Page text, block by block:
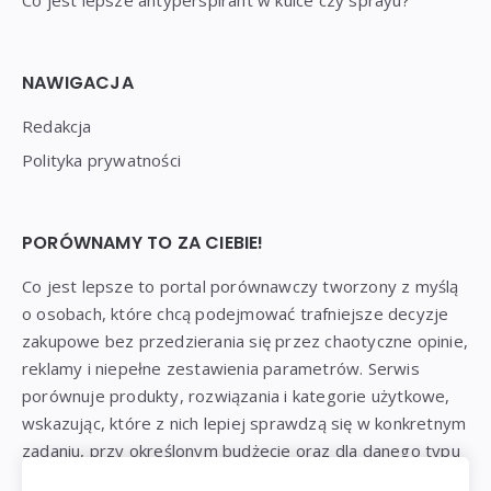
NAWIGACJA
Redakcja
Polityka prywatności
PORÓWNAMY TO ZA CIEBIE!
Co jest lepsze to portal porównawczy tworzony z myślą
o osobach, które chcą podejmować trafniejsze decyzje
zakupowe bez przedzierania się przez chaotyczne opinie,
reklamy i niepełne zestawienia parametrów. Serwis
porównuje produkty, rozwiązania i kategorie użytkowe,
wskazując, które z nich lepiej sprawdzą się w konkretnym
zadaniu, przy określonym budżecie oraz dla danego typu